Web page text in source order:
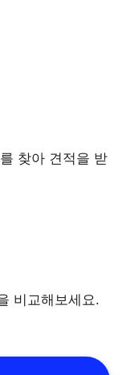
찾아 견적을 받
비교해보세요.